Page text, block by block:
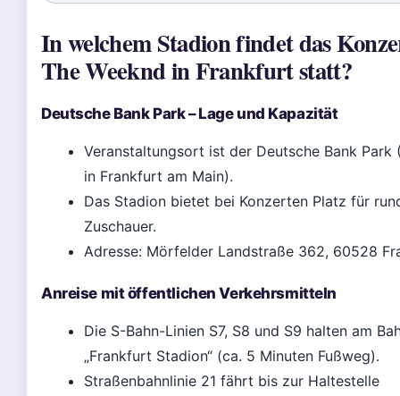
In welchem Stadion findet das
The Weeknd in Frankfurt statt?
Deutsche Bank Park – Lage und Kapazität
Veranstaltungsort ist der Deutsche Bank Park
in Frankfurt am Main).
Das Stadion bietet bei Konzerten Platz für
Zuschauer.
Adresse: Mörfelder Landstraße 362, 60528
Anreise mit öffentlichen Verkehrsmitteln
Die S-Bahn-Linien S7, S8 und S9 halten am
„Frankfurt Stadion“ (ca. 5 Minuten Fußweg).
Straßenbahnlinie 21 fährt bis zur Haltestelle